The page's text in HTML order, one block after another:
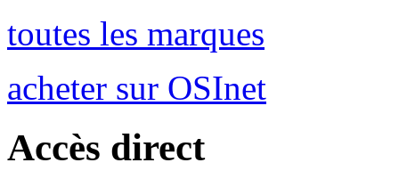
toutes les marques
acheter sur OSInet
Accès direct